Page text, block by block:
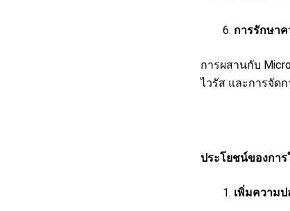
การรักษา
การผสานกับ
ไวรัส และการจัด
ประโยชน์ของการ
เพิ่มความ